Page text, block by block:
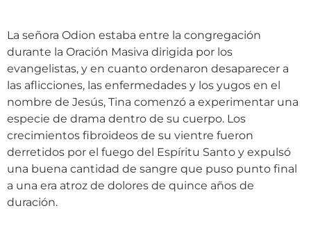
La señora Odion estaba entre la congregación
durante la Oración Masiva dirigida por los
evangelistas, y en cuanto ordenaron desaparecer a
las aflicciones, las enfermedades y los yugos en el
nombre de Jesús, Tina comenzó a experimentar una
especie de drama dentro de su cuerpo. Los
crecimientos fibroideos de su vientre fueron
derretidos por el fuego del Espíritu Santo y expulsó
una buena cantidad de sangre que puso punto final
a una era atroz de dolores de quince años de
duración.